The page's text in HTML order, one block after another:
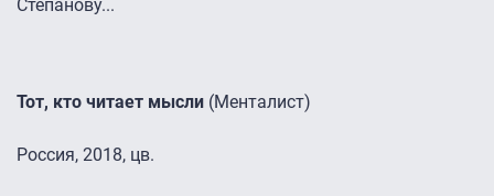
Степанову...
Тот, кто читает мысли (Менталист)
Россия, 2018, цв.